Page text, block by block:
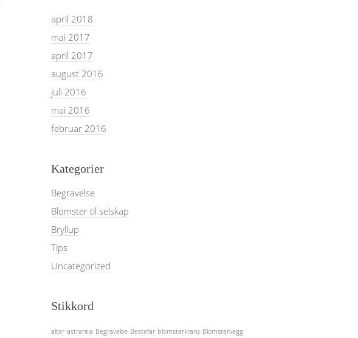
april 2018
mai 2017
april 2017
august 2016
juli 2016
mai 2016
februar 2016
Kategorier
Begravelse
Blomster til selskap
Bryllup
Tips
Uncategorized
Stikkord
alter astrantia Begravelse Bestefar blomsterkrans Blomstervegg